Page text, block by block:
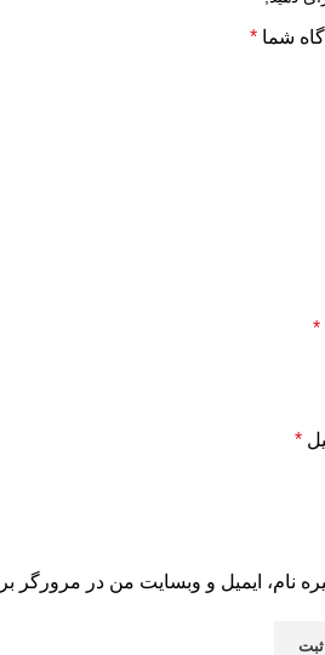
شما *
*
*
نام، ایمیل و وبسایت من در مرورگر